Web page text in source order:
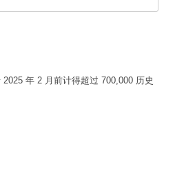
年 2 月前计得超过 700,000 历史